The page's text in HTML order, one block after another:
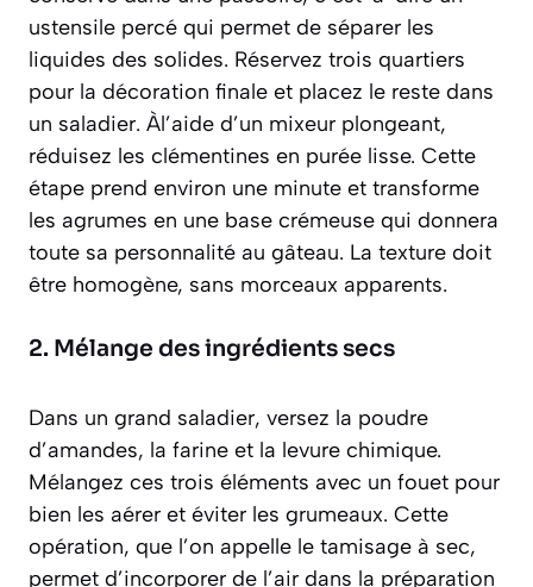
ustensile percé qui permet de séparer les
liquides des solides. Réservez trois quartiers
pour la décoration finale et placez le reste dans
un saladier. Àl’aide d’un mixeur plongeant,
réduisez les clémentines en purée lisse. Cette
étape prend environ une minute et transforme
les agrumes en une base crémeuse qui donnera
toute sa personnalité au gâteau. La texture doit
être homogène, sans morceaux apparents.
2. Mélange des ingrédients secs
Dans un grand saladier, versez la poudre
d’amandes, la farine et la levure chimique.
Mélangez ces trois éléments avec un fouet pour
bien les aérer et éviter les grumeaux. Cette
opération, que l’on appelle le tamisage à sec,
permet d’incorporer de l’air dans la préparation